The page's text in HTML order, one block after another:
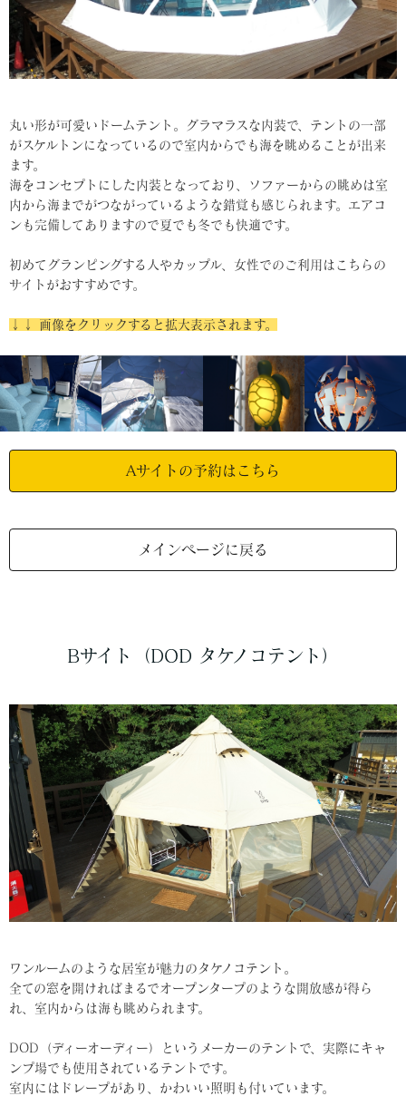
丸い形が可愛いドームテント。グラマラスな内装で、テントの一部
がスケルトンになっているので室内からでも海を眺めることが出来
ます。
海をコンセプトにした内装となっており、ソファーからの眺めは室
内から海までがつながっているような錯覚も感じられます。エアコ
ンも完備してありますので夏でも冬でも快適です。
初めてグランピングする人やカップル、女性でのご利用はこちらの
サイトがおすすめです。
↓↓ 画像をクリックすると拡大表示されます。
Aサイトの予約はこちら
メインページに戻る
Bサイト（DOD タケノコテント）
ワンルームのような居室が魅力のタケノコテント。
全ての窓を開ければまるでオープンタープのような開放感が得ら
れ、室内からは海も眺められます。
DOD（ディーオーディー）というメーカーのテントで、実際にキャ
ンプ場でも使用されているテントです。
室内にはドレープがあり、かわいい照明も付いています。